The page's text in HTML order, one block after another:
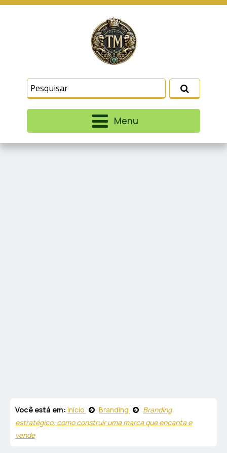
Menu
Você está em: Início Branding
Branding
estratégico: como construir uma marca que encanta e
vende
similares para lembrar e entender como você usa
nosso site, analisar seu uso de nossos produtos
e serviços, ajudar com nossos esforços de
marketing e fornecer conteúdo de terceiros. Leia
Termos e CondiçõesePolítica de